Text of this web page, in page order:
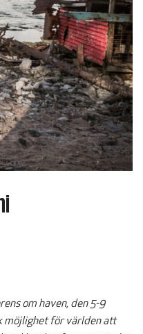
om haven, den 5-9
möjlighet för världen att